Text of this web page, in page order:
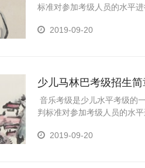
标准对参加考级人员的水平
展视野、陶冶情操、树立自
2019-09-20
少儿马林巴考级招生简
音乐考级是少儿水平考级的
判标准对参加考级人员的水
野、陶冶情操、树立自信，
2019-09-20